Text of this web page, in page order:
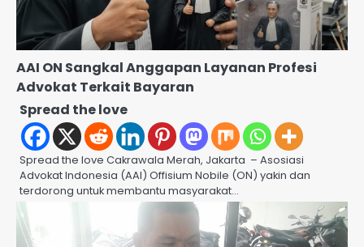
AAI ON Sangkal Anggapan Layanan Profesi
Advokat Terkait Bayaran
Spread the love
Spread the love Cakrawala Merah, Jakarta – Asosiasi
Advokat Indonesia (AAI) Offisium Nobile (ON) yakin dan
terdorong untuk membantu masyarakat…